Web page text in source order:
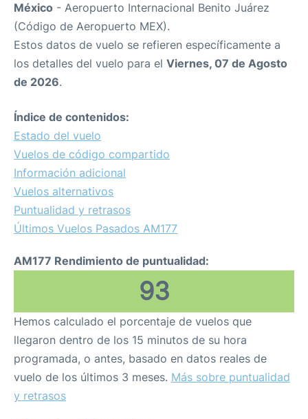
México - Aeropuerto Internacional Benito Juárez
(Código de Aeropuerto MEX).
Estos datos de vuelo se refieren específicamente a
los detalles del vuelo para el Viernes, 07 de Agosto
de 2026.
Índice de contenidos:
Estado del vuelo
Vuelos de código compartido
Información adicional
Vuelos alternativos
Puntualidad y retrasos
Últimos Vuelos Pasados AM177
AM177 Rendimiento de puntualidad:
93
Hemos calculado el porcentaje de vuelos que
llegaron dentro de los 15 minutos de su hora
programada, o antes, basado en datos reales de
vuelo de los últimos 3 meses. Más sobre puntualidad
y retrasos